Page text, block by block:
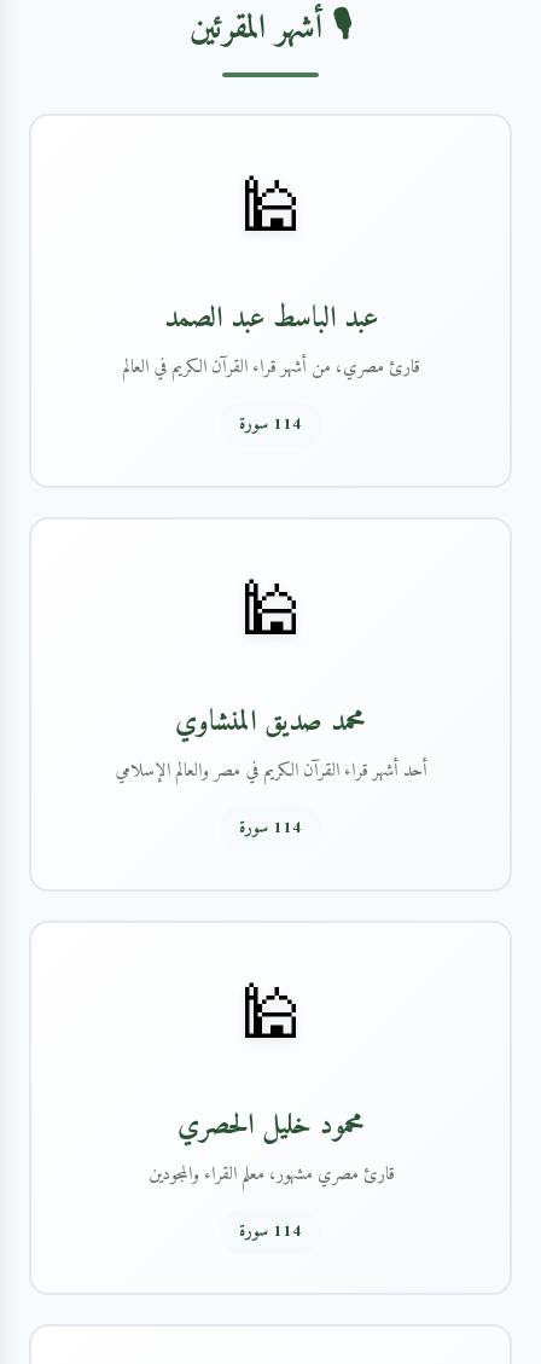
🎙️ أشهر المقرئين
🕌
عبد الباسط عبد الصمد
قارئ مصري، من أشهر قراء القرآن الكريم في العالم
114 سورة
🕌
محمد صديق المنشاوي
أحد أشهر قراء القرآن الكريم في مصر والعالم الإسلامي
114 سورة
🕌
محمود خليل الحصري
قارئ مصري مشهور، معلم القراء والمجودين
114 سورة